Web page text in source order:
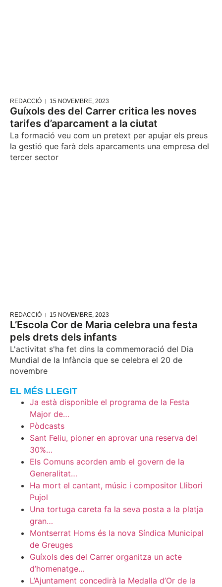
REDACCIÓ 15 NOVEMBRE, 2023
Guíxols des del Carrer critica les noves
tarifes d’aparcament a la ciutat
La formació veu com un pretext per apujar els preus
la gestió que farà dels aparcaments una empresa del
tercer sector
REDACCIÓ 15 NOVEMBRE, 2023
L’Escola Cor de Maria celebra una festa
pels drets dels infants
L'activitat s'ha fet dins la commemoració del Dia
Mundial de la Infància que se celebra el 20 de
novembre
EL MÉS LLEGIT
Ja està disponible el programa de la Festa
Major de…
Pòdcasts
Sant Feliu, pioner en aprovar una reserva del
30%…
Els Comuns acorden amb el govern de la
Generalitat…
Ha mort el cantant, músic i compositor Llibori
Pujol
Una tortuga careta fa la seva posta a la platja
gran…
Montserrat Homs és la nova Síndica Municipal
de Greuges
Guíxols des del Carrer organitza un acte
d’homenatge…
L’Ajuntament concedirà la Medalla d’Or de la